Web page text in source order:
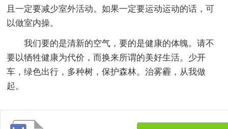
且一定要减少室外活动。如果一定要运动运动的话，可
以做室内操。
我们要的是清新的空气，要的是健康的体魄。请不
要以牺牲健康为代价，而换来所谓的美好生活。少开
车，绿色出行，多种树，保护森林。治雾霾，从我做
起。